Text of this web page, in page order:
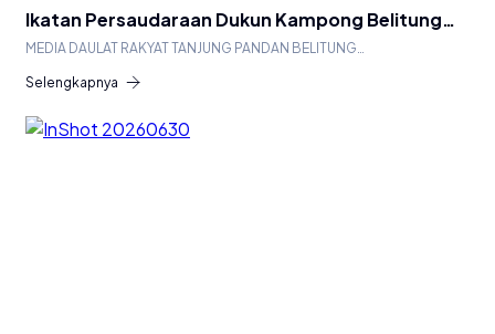
Ikatan Persaudaraan Dukun Kampong Belitung…
MEDIA DAULAT RAKYAT TANJUNG PANDAN BELITUNG…
Selengkapnya